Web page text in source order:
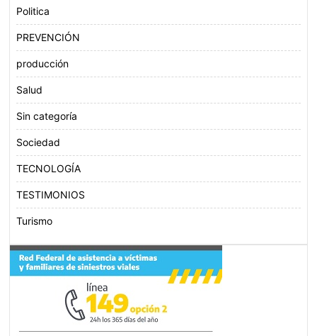
Politica
PREVENCIÓN
producción
Salud
Sin categoría
Sociedad
TECNOLOGÍA
TESTIMONIOS
Turismo